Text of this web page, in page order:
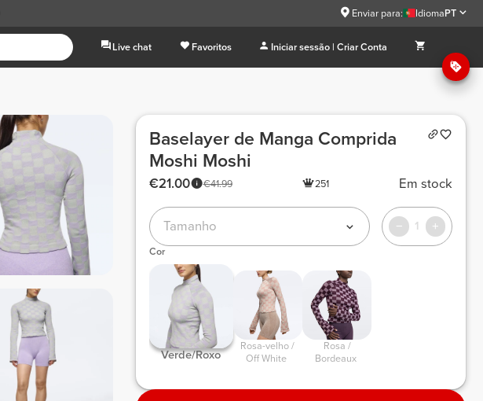
Enviar para: IdiomaPT
Live chat Favoritos Iniciar sessão | Criar Conta
Baselayer de Manga Comprida
Moshi Moshi
€41.99
€21.00 251 Em stock
Tamanho 1
Cor
Verde/Roxo
Off White
Bordeaux